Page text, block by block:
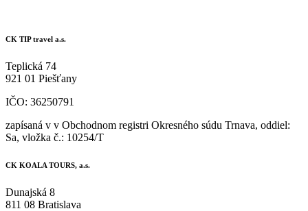
CK TIP travel a.s.
Teplická 74
921 01 Piešťany
IČO: 36250791
zapísaná v v Obchodnom registri Okresného súdu Trnava, oddiel:
Sa, vložka č.: 10254/T
CK KOALA TOURS, a.s.
Dunajská 8
811 08 Bratislava